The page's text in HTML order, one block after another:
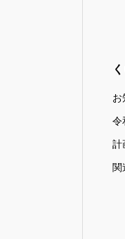
お
令
計
関